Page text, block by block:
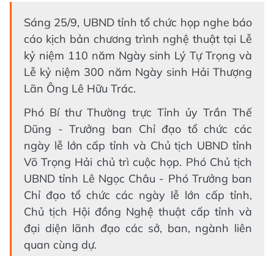
Sáng 25/9, UBND tỉnh tổ chức họp nghe báo
cáo kịch bản chương trình nghệ thuật tại Lễ
kỷ niệm 110 năm Ngày sinh Lý Tự Trọng và
Lễ kỷ niệm 300 năm Ngày sinh Hải Thượng
Lãn Ông Lê Hữu Trác.
Phó Bí thư Thường trực Tỉnh ủy Trần Thế
Dũng - Trưởng ban Chỉ đạo tổ chức các
ngày lễ lớn cấp tỉnh và Chủ tịch UBND tỉnh
Võ Trọng Hải chủ trì cuộc họp. Phó Chủ tịch
UBND tỉnh Lê Ngọc Châu - Phó Trưởng ban
Chỉ đạo tổ chức các ngày lễ lớn cấp tỉnh,
Chủ tịch Hội đồng Nghệ thuật cấp tỉnh và
đại diện lãnh đạo các sở, ban, ngành liên
quan cùng dự.